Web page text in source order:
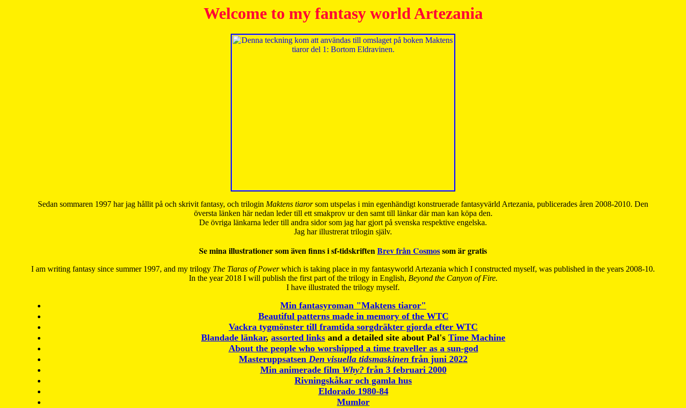
Welcome to my fantasy world Artezania
Sedan sommaren 1997 har jag hållit på och skrivit fantasy, och trilogin Maktens tiarorsom utspelas i min egenhändigt konstruerade fantasyvärld Artezania, publicerades åren 2008-2010. Den
översta länken här nedan leder till ett smakprov ur den samt till länkar där man kan köpa den.
De övriga länkarna leder till andra sidor som jag har gjort på svenska respektive engelska.
Jag har illustrerat trilogin själv.
Se mina illustrationer som även finns i sf-tidskriftenBrev från Cosmossom är gratis
I am writing fantasy since summer 1997, and my trilogy The Tiaras of Powerwhich is taking place in my fantasyworld Artezania which I constructed myself, was published in the years 2008-10.
In the year 2018 I will publish the first part of the trilogy in English, Beyond the Canyon of Fire.
I have illustrated the trilogy myself.
Min fantasyroman "Maktens tiaror"
Beautiful patterns made in memory of the WTC
Vackra tygmönster till framtida sorgdräkter gjorda efter WTC
Blandade länkar, assorted links and a detailed site about Pal's Time Machine
About the people who worshipped a time traveller as a sun-god
Masteruppsatsen Den visuella tidsmaskinen från juni 2022
Min animerade film Why?från 3 februari 2000
Rivningskåkar och gamla hus
Eldorado 1980-84
Mumlor